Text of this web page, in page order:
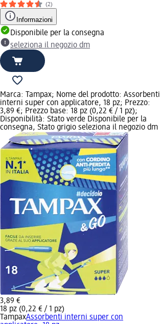
(2)
Informazioni
Disponibile per la consegna
seleziona il negozio dm
Marca: Tampax; Nome del prodotto: Assorbenti
interni super con applicatore, 18 pz; Prezzo:
3,89 €; Prezzo base: 18 pz (0,22 € / 1 pz);
Disponibilità: Stato verde Disponibile per la
consegna, Stato grigio seleziona il negozio dm
3,89 €
18 pz (0,22 € / 1 pz)
TampaxAssorbenti interni super con